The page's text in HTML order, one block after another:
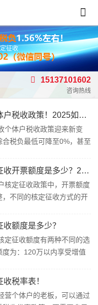
征收
15137101602
咨询热线
河南核定征收个体户税收政策！2025如何申请新政策！
个体户税收政策迎来新变
税负最低可降至0%，甚至
税收政策并不了解，还依
今天智小账就带领大家一起
个体户税收政策！河...
郑州个体户核定征收开票额度是多少？2025新政策开票限制！
核定征收政策中，开票额度
不同的核定征收方式的开
商、建筑、广告、服务等
确年开票超500万将强制转
定资格，所以快来跟智...
额度是多少？
定征收额度有两种不同的选
为：120万以内享受增值
适用1.56%综合税率的大
收额度是多少？以及2025年
税率表！
营个体户的老板，可以通过